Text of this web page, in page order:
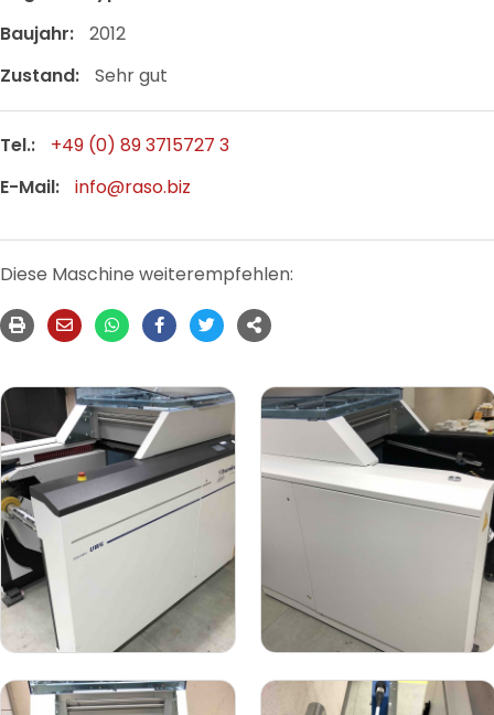
Baujahr:
2012
Zustand:
Sehr gut
Tel.:
+49 (0) 89 3715727 3
E-Mail:
info@raso.biz
Diese Maschine weiterempfehlen: